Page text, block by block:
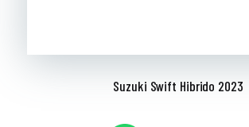
Suzuki Swift Hibrido 2023